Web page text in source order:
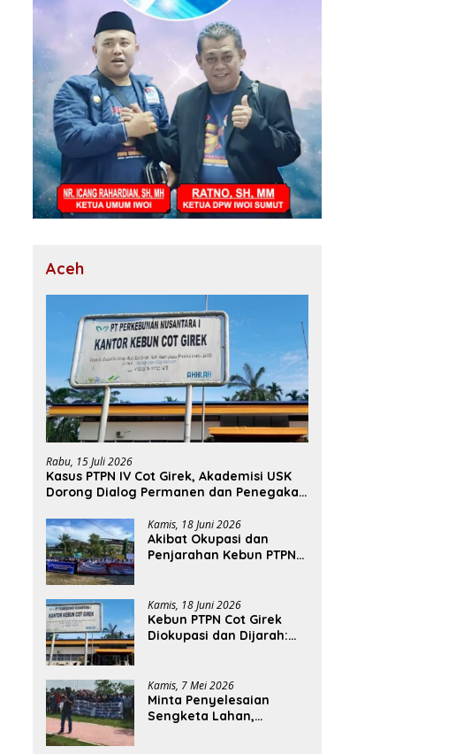
Aceh
Rabu, 15 Juli 2026
Kasus PTPN IV Cot Girek, Akademisi USK
Dorong Dialog Permanen dan Penegakan
Kamis, 18 Juni 2026
Akibat Okupasi dan
Penjarahan Kebun PTPN
Terdampak
Kamis, 18 Juni 2026
Kebun PTPN Cot Girek
Diokupasi dan Dijarah:
Rupiah
Kamis, 7 Mei 2026
Minta Penyelesaian
Sengketa Lahan,